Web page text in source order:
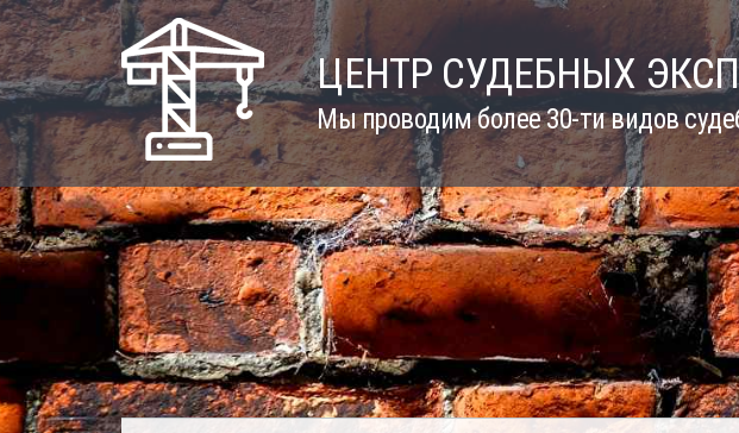
Skip
to
content
ЦЕНТР СУДЕБНЫХ
Мы проводим более 30-ти видов